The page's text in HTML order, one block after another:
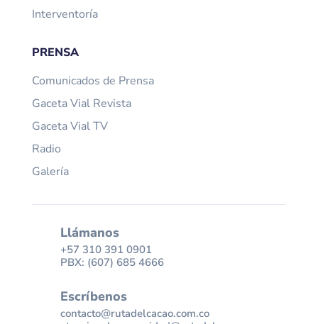
Interventoría
PRENSA
Comunicados de Prensa
Gaceta Vial Revista
Gaceta Vial TV
Radio
Galería
Llámanos
+57 310 391 0901
PBX: (607) 685 4666
Escríbenos
contacto@rutadelcacao.com.co